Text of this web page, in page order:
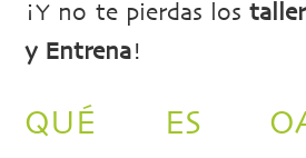
¡Y no te pierdas los
y Entrena!
QUÉ ES